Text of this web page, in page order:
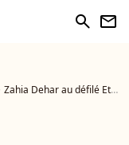
search newsletter
Zahia Dehar au défilé Etam Live Show 2025 « J'ETAM » au Palais Brongniart à Paris le 30 septembre 2025. Veeren / Perusseau / Bestimage - Photo